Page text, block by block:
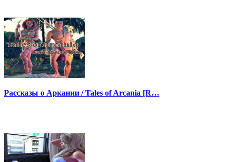
Рассказы о Аркании / Tales of Arcania [R…